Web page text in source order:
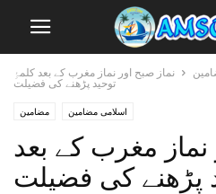
نماز صبح اور نماز مغرب کے بعد کلمۂِ
توحید پڑھنے کی فضیلت
مضامین اسلامی مضامین
نماز مغرب کے بعد
پڑھنے کی فضیلت